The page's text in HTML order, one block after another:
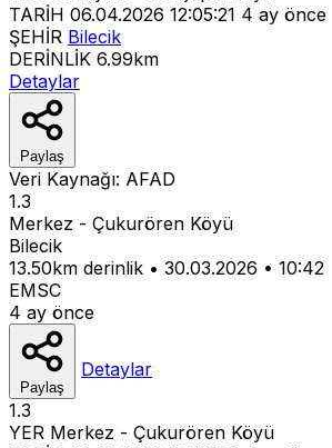
TARİH 06.04.2026 12:05:21 4 ay önce
ŞEHİR Bilecik
DERİNLİK 6.99km
Detaylar
Paylaş
Veri Kaynağı: AFAD
1.3
Merkez - Çukurören Köyü
Bilecik
13.50km derinlik • 30.03.2026 • 10:42
EMSC
4 ay önce
Paylaş
Detaylar
1.3
YER Merkez - Çukurören Köyü